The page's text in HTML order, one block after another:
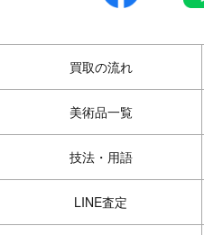
買取の流れ
美術品一覧
技法・用語
LINE査定